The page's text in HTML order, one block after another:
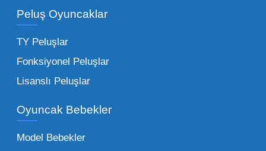
adetli stok yapmanıza olanak tanır. Özellikle
sürpriz paketler ve figürler, çocukların
harçlıklarıyla kolayca alabildiği ürünlerdir.
Çocuk Oyuncakları Toptan Seçenekleri:
Bebeklik döneminden ergenliğe kadar geniş
toptan tedariği yaparken, piyasadaki en son
figürlerden geleneksel oyun setlerine kadar
Peluş Oyuncaklar
TY Peluşlar
Fonksiyonel Peluşlar
Lisanslı Peluşlar
Oyuncak Bebekler
Model Bebekler